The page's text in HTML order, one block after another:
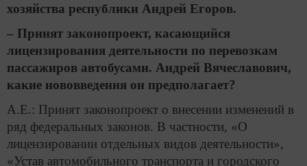
хозяйства республики Андрей Егоров.
– Принят законопроект, касающийся
лицензирования деятельности по перевозкам
пассажиров автобусами. Андрей Вячеславович,
какие нововведения он предполагает?
А.Е.: Принят законопроект о внесении изменений в
ряд федеральных законов. В частности, «О
лицензировании отдельных видов деятельности»,
«Устав автомобильного транспорта и городского